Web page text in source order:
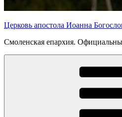
Церковь апостола Иоанна
Смоленская епархия.